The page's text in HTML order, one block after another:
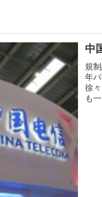
中
規
年
徐
も